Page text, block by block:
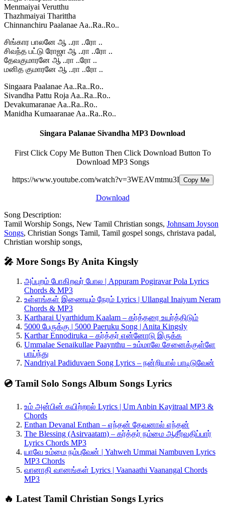
Menmaiyai Verutthu
Thazhmaiyai Tharittha
Chinnanchiru Paalanae Aa..Ra..Ro..
சிங்கார பாலனே ஆ ..ரா ..ரோ ..
சிவந்த பட்டு ரோஜா ஆ ..ரா ..ரோ ..
தேவகுமாரனே ஆ ..ரா ..ரோ ..
மனித குமாரனே ஆ ..ரா ..ரோ ..
Singaara Paalanae Aa..Ra..Ro..
Sivandha Pattu Roja Aa..Ra..Ro..
Devakumaranae Aa..Ra..Ro..
Manidha Kumaaranae Aa..Ra..Ro..
Singara Palanae Sivandha MP3 Download
First Click Copy Me Button Then Click Download Button To
Download MP3 Songs
https://www.youtube.com/watch?v=3WEAVmtmu3I Copy Me
Download
Song Description:
Tamil Worship Songs, New Tamil Christian songs, Johnsam Joyson
Songs, Christian Songs Tamil, Tamil gospel songs, christava padal,
Christian worship songs,
🎤 More Songs By Anita Kingsly
அப்புறம் போகிறவர் போல | Appuram Pogiravar Pola Lyrics
Chords & MP3
உள்ளங்கள் இணையும் நேரம் Lyrics | Ullangal Inaiyum Neram
Chords & MP3
Kartharai Uyarthidum Kaalam – கர்த்தரை உயர்த்திடும்
5000 பேருக்கு | 5000 Paeruku Song | Anita Kingsly
Karthar Ennodiruka – கர்த்தர் என்னோடு இருக்க
Ummalae Senaikullae Paaynthu – உம்மாலே சேனைக்குள்ளே
பாய்ந்து
Nandriyal Padiduvaen Song Lyrics – நன்றியால் பாடிடுவேன்
💿 Tamil Solo Songs Album Songs Lyrics
உம் அன்பின் கயிற்றால் Lyrics | Um Anbin Kayitraal MP3 &
Chords
Enthan Devanal Enthan – எந்தன் தேவனால் எந்தன்
The Blessing (Asirvaatam) – கர்த்தர் நம்மை ஆசீர்வதிப்பார்
Lyrics Chords MP3
யாவே உம்மை நம்புவேன் | Yahweh Ummai Nambuven Lyrics
MP3 Chords
வானாதி வானங்கள் Lyrics | Vaanaathi Vaanangal Chords
MP3
🔥 Latest Tamil Christian Songs Lyrics